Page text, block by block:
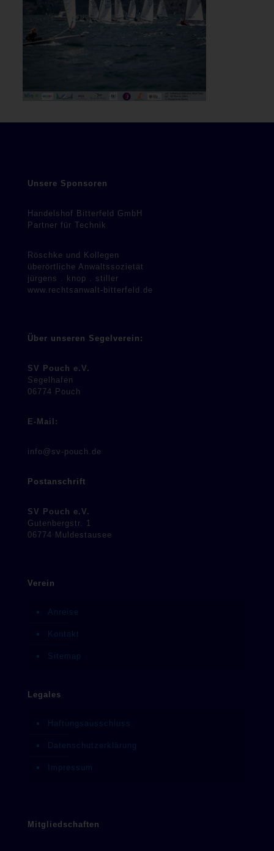
Unsere Sponsoren
Handelshof Bitterfeld GmbH
Partner für Technik
Röschke und Kollegen
überörtliche Anwaltssozietät
jürgens . knop . stiller
www.rechtsanwalt-bitterfeld.de
Über unseren Segelverein:
SV Pouch e.V.
Segelhafen
06774 Pouch
E-Mail:
info@sv-pouch.de
Postanschrift
SV Pouch e.V.
Gutenbergstr. 1
06774 Muldestausee
Verein
Anreise
Kontakt
Sitemap
Legales
Haftungsausschluss
Datenschutzerklärung
Impressum
Mitgliedschaften